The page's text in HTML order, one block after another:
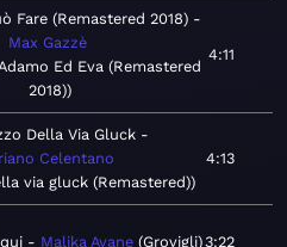
Fare (Remastered 2018)
Max Gazzè
Ed Eva (Remastered
2018)
4:11
Della Via Gluck
Celentano
via gluck (Remastered)
4:13
Malika Ayane Grovigli 3:22